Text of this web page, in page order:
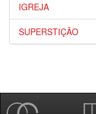
IGREJA
SUPERSTIÇÃO